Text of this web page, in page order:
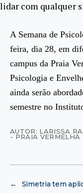
lidar com qualquer
A Semana de
feira, dia 28, em
campus da Praia
Psicologia e
ainda serão
semestre no
AUTOR: LARISSA
- PRAIA VERMELHA
←
Simetria tem